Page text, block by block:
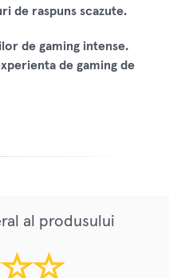
de raspuns scazute.
de gaming intense.
de gaming de
al produsului